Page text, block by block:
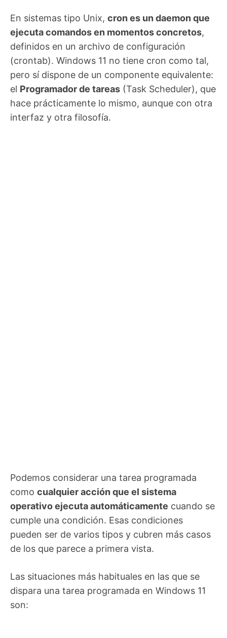
En sistemas tipo Unix, cron es un daemon que
ejecuta comandos en momentos concretos,
definidos en un archivo de configuración
(crontab). Windows 11 no tiene cron como tal,
pero sí dispone de un componente equivalente:
el Programador de tareas (Task Scheduler), que
hace prácticamente lo mismo, aunque con otra
interfaz y otra filosofía.
Podemos considerar una tarea programada
como cualquier acción que el sistema
operativo ejecuta automáticamente cuando se
cumple una condición. Esas condiciones
pueden ser de varios tipos y cubren más casos
de los que parece a primera vista.
Las situaciones más habituales en las que se
dispara una tarea programada en Windows 11
son: